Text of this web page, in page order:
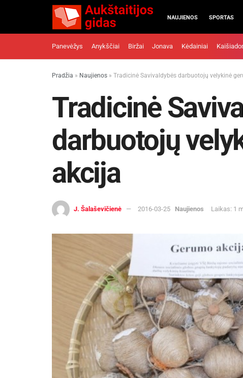
NAUJIENOS SPORTAS
Panevėžys Anykščiai Biržai Jonava Kėdainiai
Pradžia » Naujienos » Tradicinė Savivaldybės darbuotojų velykinė
Tradicinė
darbuotojų
akcija
J. Šalaševičienė 2016-03-25 Naujienos Laikas: 1